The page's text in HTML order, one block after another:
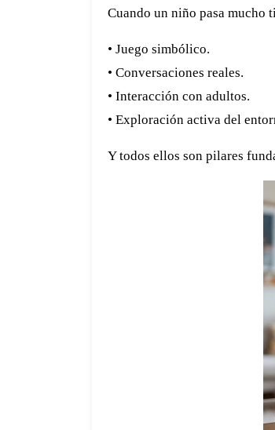
Cuando un niño pasa mucho
• Juego simbólico.
• Conversaciones reales.
• Interacción con adultos.
• Exploración activa del
Y todos ellos son pilares